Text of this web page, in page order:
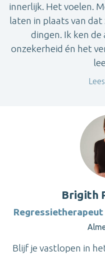
innerlijk. Het voelen.
laten in plaats van dat
dingen. Ik ken de
onzekerheid én het
Brigith
Blijf je vastlopen in